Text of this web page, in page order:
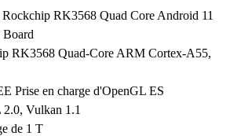
RK3568 Quad Core Android 11
RK3568 Quad-Core ARM Cortex-A55,
Prise en charge d'OpenGL ES
Vulkan 1.1
de 1 T